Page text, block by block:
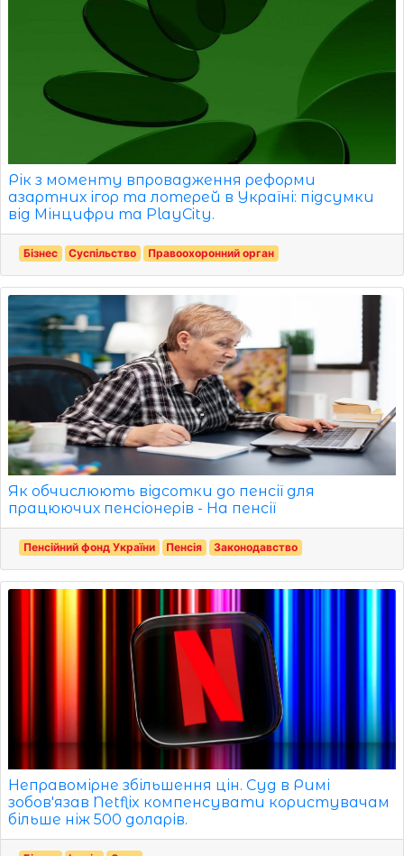
Рік з моменту впровадження реформи
азартних ігор та лотерей в Україні: підсумки
від Мінцифри та PlayCity.
Бізнес Суспільство Правоохоронний орган
Як обчислюють відсотки до пенсії для
працюючих пенсіонерів - На пенсії
Пенсійний фонд України Пенсія Законодавство
Неправомірне збільшення цін. Суд в Римі
зобов'язав Netflix компенсувати користувачам
більше ніж 500 доларів.